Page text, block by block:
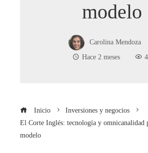
modelo
Carolina Mendoza
Hace 2 meses
Inicio
Inversiones y negocios
El Corte Inglés: tecnología y omnicanalidad
modelo